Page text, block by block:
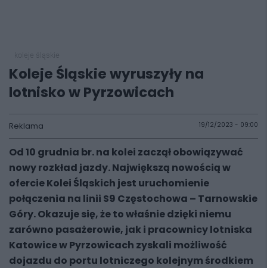
Koleje Śląskie wyruszyły na
lotnisko w Pyrzowicach
Reklama 19/12/2023 - 09:00
Od 10 grudnia br. na kolei zaczął obowiązywać
nowy rozkład jazdy. Największą nowością w
ofercie Kolei Śląskich jest uruchomienie
połączenia na linii S9 Częstochowa – Tarnowskie
Góry. Okazuje się, że to właśnie dzięki niemu
zarówno pasażerowie, jak i pracownicy lotniska
Katowice w Pyrzowicach zyskali możliwość
dojazdu do portu lotniczego kolejnym środkiem